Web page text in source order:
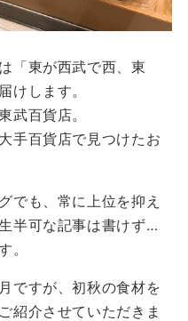
「東が西武で西、東
けします。
武百貨店。
手百貨店で見つけたお
でも、常に上位を抑え
半可な記事は書けず…
。
ですが、初秋の食材を
紹介させていただきま